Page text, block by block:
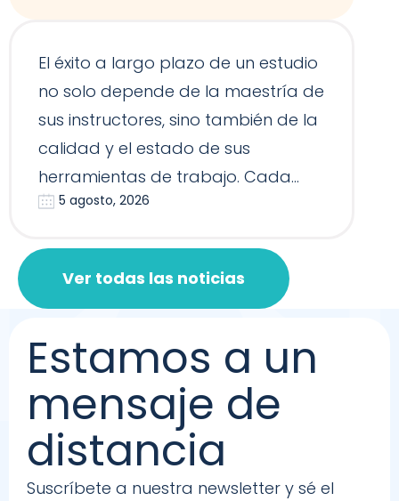
El éxito a largo plazo de un estudio
no solo depende de la maestría de
sus instructores, sino también de la
calidad y el estado de sus
herramientas de trabajo. Cada
Reformer, Silla…
5 agosto, 2026
Ver todas las noticias
Estamos a un
mensaje de
distancia
Suscríbete a nuestra newsletter y sé el